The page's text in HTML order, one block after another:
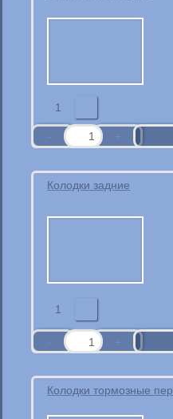
1
Колодки задние
1
Колодки тормозные